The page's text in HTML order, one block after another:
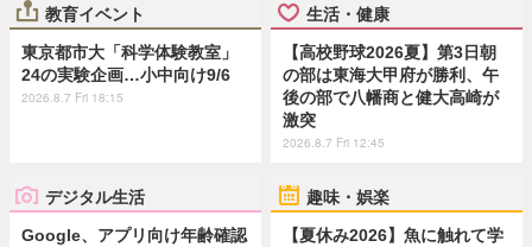
教育イベント
東京都市大「科学体験教室」
24の実験企画…小中向け9/6
2026.8.7 Fri 18:15
生活・健康
【高校野球2026夏】第3日朝
の部は東海大甲府が勝利、午
後の部で八幡商と健大高崎が
激突
2026.8.7 Fri 12:45
デジタル生活
Google、アプリ向け年齢確認
趣味・娯楽
【夏休み2026】魚に触れて学